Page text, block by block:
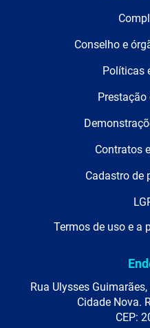
Conselho e
Políticas
Contratos
Cadastro de
Termos de uso e a
Rua Ulysses
Cidade Nova.
CEP: